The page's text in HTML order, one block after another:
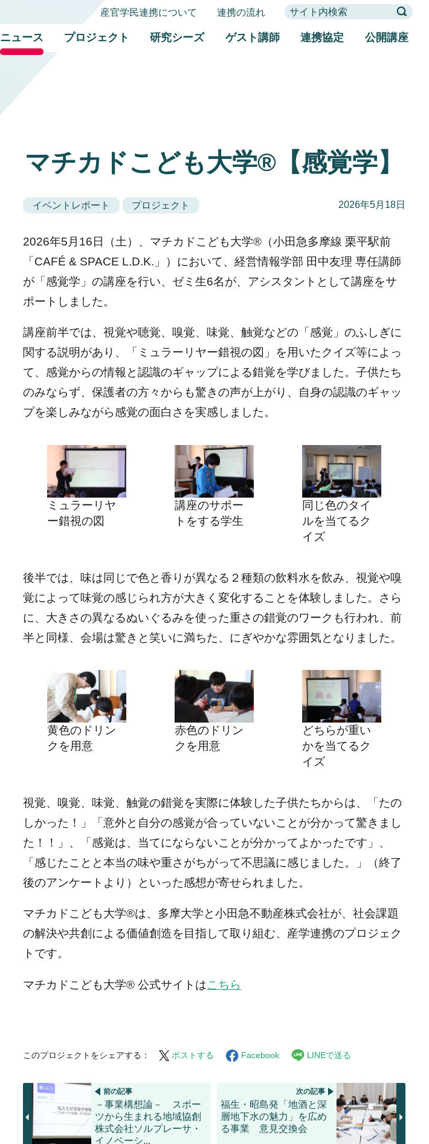
産官学民連携について 連携の流れ
ニュース プロジェクト 研究シーズ ゲスト講師 連携協定 公開講座
マチカドこども大学®【感覚学】
2026年5月18日
イベントレポート プロジェクト
2026年5月16日（土）、マチカドこども大学®︎（小田急多摩線 栗平駅前
「CAFÉ & SPACE L.D.K.」）において、経営情報学部 田中友理 専任講師
が「感覚学」の講座を行い、ゼミ生6名が、アシスタントとして講座をサ
ポートしました。
講座前半では、視覚や聴覚、嗅覚、味覚、触覚などの「感覚」のふしぎに
関する説明があり、「ミュラーリヤー錯視の図」を用いたクイズ等によっ
て、感覚からの情報と認識のギャップによる錯覚を学びました。子供たち
のみならず、保護者の方々からも驚きの声が上がり、自身の認識のギャッ
プを楽しみながら感覚の面白さを実感しました。
ミュラーリヤ
ー錯視の図
講座のサポー
トをする学生
同じ色のタイ
ルを当てるク
イズ
後半では、味は同じで色と香りが異なる２種類の飲料水を飲み、視覚や嗅
覚によって味覚の感じられ方が大きく変化することを体験しました。さら
に、大きさの異なるぬいぐるみを使った重さの錯覚のワークも行われ、前
半と同様、会場は驚きと笑いに満ちた、にぎやかな雰囲気となりました。
黄色のドリン
クを用意
赤色のドリン
クを用意
どちらが重い
かを当てるク
イズ
視覚、嗅覚、味覚、触覚の錯覚を実際に体験した子供たちからは、「たの
しかった！」「意外と自分の感覚が合っていないことが分かって驚きまし
た！！」、「感覚は、当てにならないことが分かってよかったです」、
「感じたことと本当の味や重さがちがって不思議に感じました。」（終了
後のアンケートより）といった感想が寄せられました。
マチカドこども大学®は、多摩大学と小田急不動産株式会社が、社会課題
の解決や共創による価値創造を目指して取り組む、産学連携のプロジェク
トです。
マチカドこども大学® 公式サイトはこちら
このプロジェクトをシェアする： ポストする Facebook LINEで送る
前の記事
－事業構想論－ スポー
ツから生まれる地域協創
株式会社ソルプレーサ・
イノベーシ...
次の記事
福生・昭島発「地酒と深
層地下水の魅力」を広め
る事業 意見交換会